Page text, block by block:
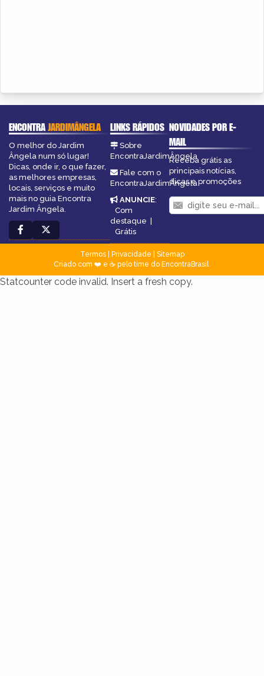
ENCONTRAJARDIMÂNGELA
O melhor do Jardim
Ângela num só lugar!
Dicas, onde ir, o que fazer,
as melhores empresas,
locais, serviços e muito
mais no guia Encontra
Jardim Ângela.
LINKS RÁPIDOS
Sobre
EncontraJardimÂngela
Fale com o
EncontraJardimÂngela
ANUNCIE:
Com
destaque |
Grátis
NOVIDADES POR E-
MAIL
Receba grátis as
principais notícias,
dicas e promoções
Termos| Privacidade
Sitemap
Criado com ❤️ e ☕ pelo time do EncontraBrasil
Statcounter code invalid. Insert a fresh copy.